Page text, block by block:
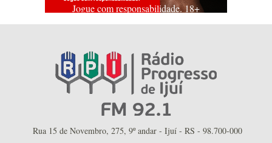
Jogue com responsabilidade. 18+
Rua 15 de Novembro, 275, 9º andar - Ijuí - RS - 98.700-000